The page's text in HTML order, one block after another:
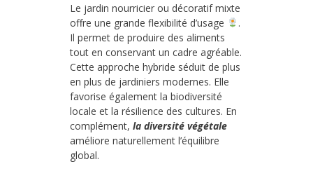
Le jardin nourricier ou décoratif mixte
offre une grande flexibilité d’usage
.
Il permet de produire des aliments
tout en conservant un cadre agréable.
Cette approche hybride séduit de plus
en plus de jardiniers modernes. Elle
favorise également la biodiversité
locale et la résilience des cultures. En
complément, la diversité végétale
améliore naturellement l’équilibre
global.